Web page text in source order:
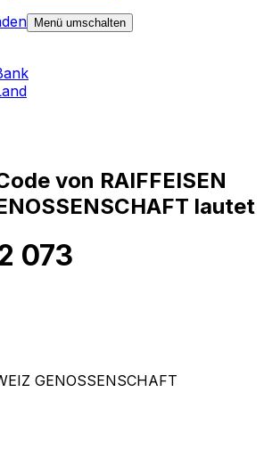
Menü umschalten
von RAIFFEISEN
lautet
073
GENOSSENSCHAFT